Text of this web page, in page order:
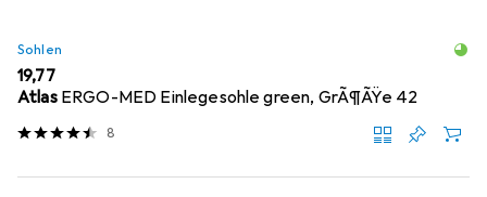
Sohlen
EUR
19,77
Atlas ERGO-MED Einlegesohle green, GrÃ¶ÃŸe 42
8